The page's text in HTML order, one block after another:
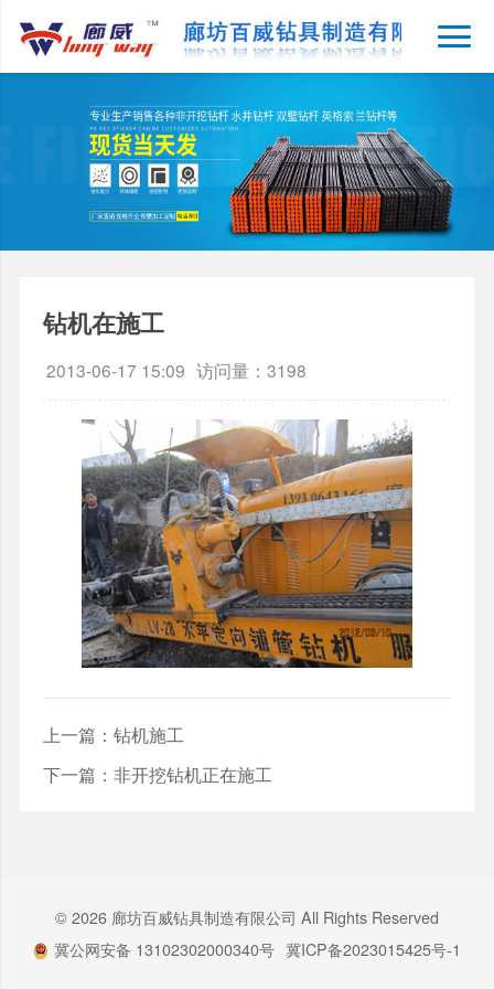
钻机在施工
2013-06-17 15:09 访问量：3198
上一篇： 钻机施工
下一篇： 非开挖钻机正在施工
© 2026 廊坊百威钻具制造有限公司 All Rights Reserved
冀公网安备 13102302000340号 冀ICP备2023015425号-1